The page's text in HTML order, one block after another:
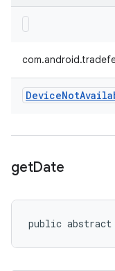
DeviceNot
getDate
public